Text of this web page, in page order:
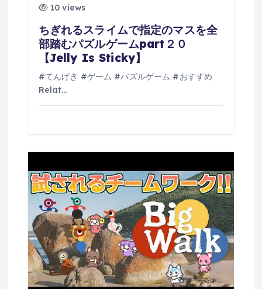
10 views
ちぎれるスライムで指定のマスを全
部踏むパズルゲームpart２０
【Jelly Is Sticky】
#てんげき #ゲーム #パズルゲーム #おすすめ
Relat…